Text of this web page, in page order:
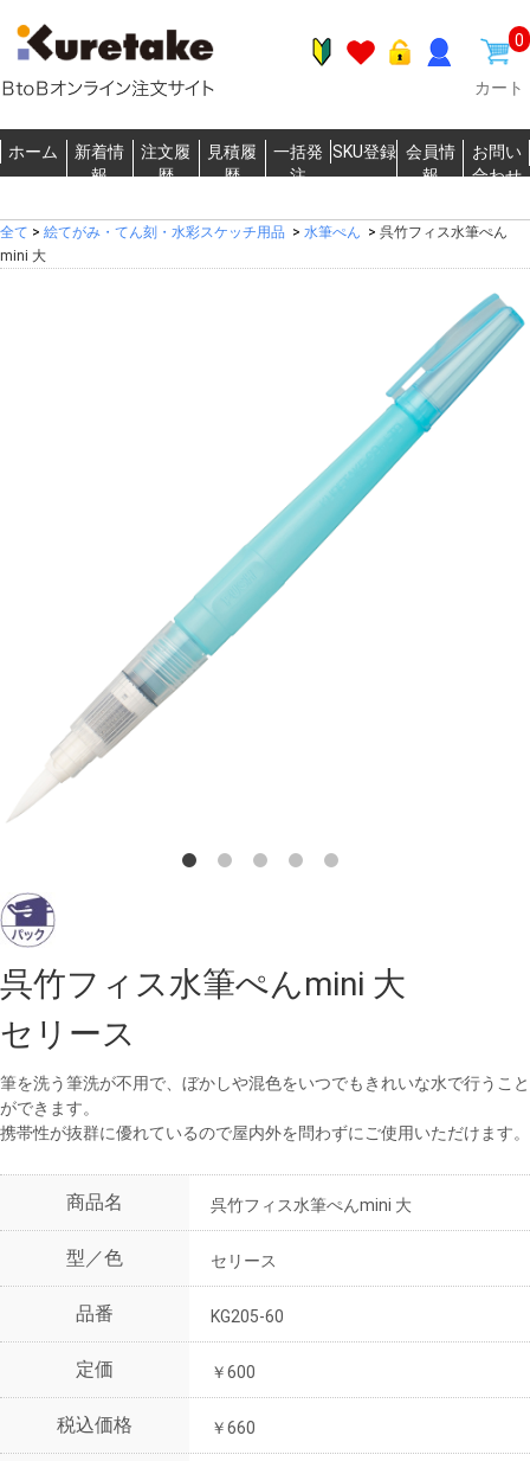
0
カート
ホーム
新着情
報
注文履
歴
見積履
歴
一括発
注
SKU登録 会員情
報
お問い
合わせ
全て > 絵てがみ・てん刻・水彩スケッチ用品 > 水筆ぺん > 呉竹フィス水筆ぺん
mini 大
呉竹フィス水筆ぺんmini 大
セリース
筆を洗う筆洗が不用で、ぼかしや混色をいつでもきれいな水で行うこと
ができます。
携帯性が抜群に優れているので屋内外を問わずにご使用いただけます。
商品名 呉竹フィス水筆ぺんmini 大
型／色 セリース
品番 KG205-60
定価 ￥600
税込価格 ￥660